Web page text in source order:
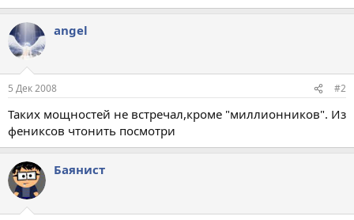
angel
5 Дек 2008 #2
Таких мощностей не встречал,кроме "миллионников". Из
фениксов чтонить посмотри
Баянист